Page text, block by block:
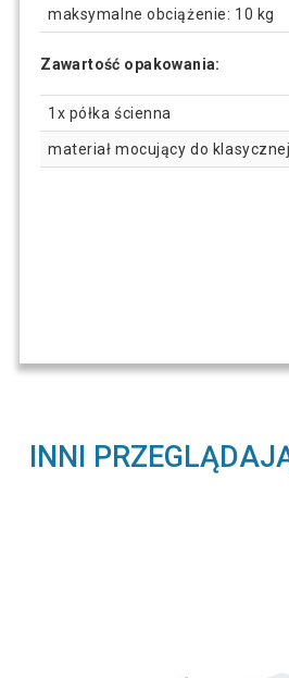
maksymalne obciążenie: 10 kg
Zawartość opakowania:
1x półka ścienna
materiał mocujący do
INNI